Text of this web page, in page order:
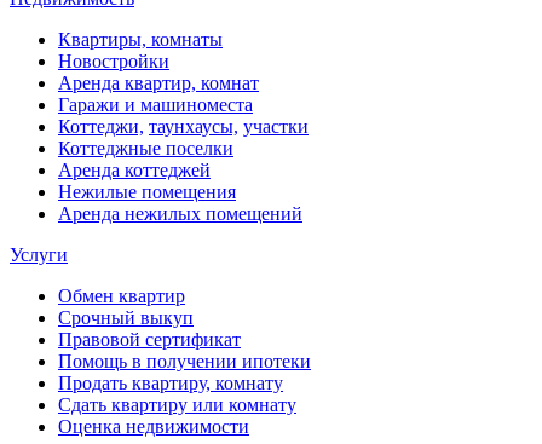
Квартиры, комнаты
Новостройки
Аренда квартир, комнат
Гаражи и машиноместа
Коттеджи, таунхаусы, участки
Коттеджные поселки
Аренда коттеджей
Нежилые помещения
Аренда нежилых помещений
Услуги
Обмен квартир
Срочный выкуп
Правовой сертификат
Помощь в получении ипотеки
Продать квартиру, комнату
Сдать квартиру или комнату
Оценка недвижимости